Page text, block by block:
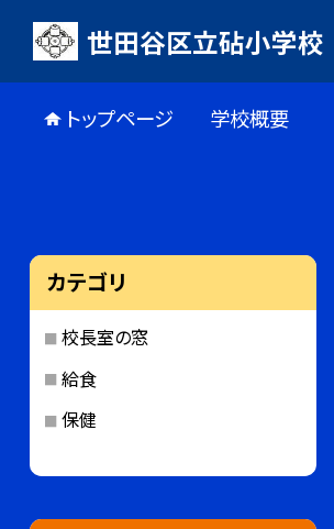
世田谷区立砧小学校
トップページ 学校概要
カテゴリ
校長室の窓
給食
保健